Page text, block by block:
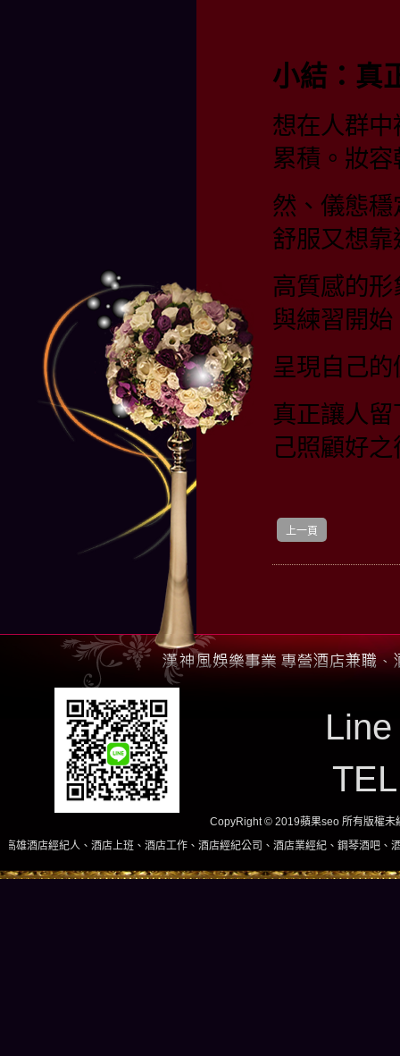
小結：真
想在人群
累積。妝
然、儀態
舒服又想
高質感的
與練習開
呈現自己
真正讓人
己照顧好
上一頁
CopyRight © 2019蘋果seo 所有版權未
酒店上班、酒店工作、酒店經紀公司、酒店業經紀、鋼琴酒吧、酒店小姐、